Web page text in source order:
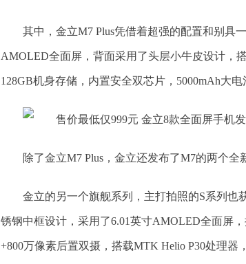
其中，金立M7 Plus凭借着超强的配置和别具
AMOLED全面屏，背面采用了头层小牛皮设计，
128GB机身存储，内置安全双芯片，5000mAh大
除了金立M7 Plus，金立还发布了M7的两个全
金立的另一个旗舰系列，主打拍照的S系列也
锈钢中框设计，采用了6.01英寸AMOLED全面屏
+800万像素后置双摄，搭载MTK Helio P30处理器